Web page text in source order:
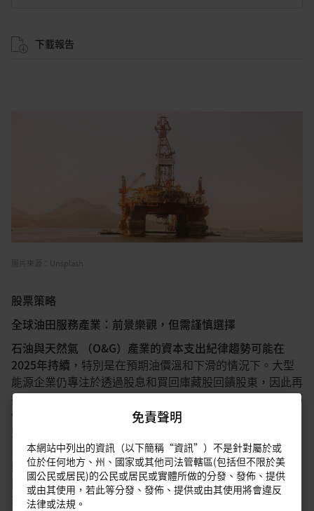
下載報告
圖片來源：Unsplash
股票策略
全球油田服務產業：前景樂觀，但需謹慎選擇
石油與天然氣 （O&G）產業的資本支出紀律趨勢可能在
2025年持續 ，特別是在預期油價溫和下滑的情況下。大型
能源企業仍專注於透過股息和買回庫藏股回饋股東，因此再
投資率較低；這也受惠於過去十年成本降低和效率提高。部
份資本支出也已出現縮減的跡象。12月初，Chevron公佈
宣佈2025年資本支出將削減約10億美元或約6至7%，至
145至155億美元（2024年為155-165億美元），包括削減
美國二疊紀盆地的投資，藉以改善自由現金流。巴西的
Petrobras則表示，由於設備成本上升和融資限制，有意將
2025年資本支出從210億美元降至170億美元。在亞洲，由
免責聲明
本網站中列出的資訊（以下簡稱“資訊”）不是針對屬於或
位於任何地方、州、國家或其他司法管轄區(包括但不限於美
國公民或居民)的公民或居民或實體所做的分發、發佈、提供
或由其使用，若此等分發、發佈、提供或由其使用將會違反
法律或法規。